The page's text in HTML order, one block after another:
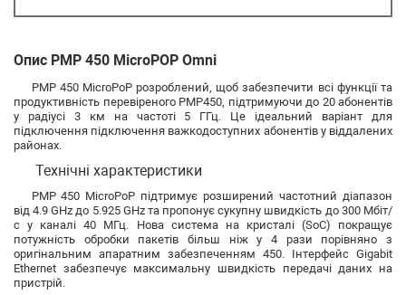
Опис PMP 450 MicroPOP Omni
PMP 450 MicroPoP розроблений, щоб забезпечити всі функції та
продуктивність перевіреного PMP450, підтримуючи до 20 абонентів
у радіусі 3 км на частоті 5 ГГц. Це ідеальний варіант для
підключення підключення важкодоступних абонентів у віддалених
районах.
Технічні характеристики
PMP 450 MicroPoP підтримує розширений частотний діапазон
від 4.9 GHz до 5.925 GHz та пропонує сукупну швидкість до 300 Мбіт/
с у каналі 40 МГц. Нова система на кристалі (SoC) покращує
потужність обробки пакетів більш ніж у 4 рази порівняно з
оригінальним апаратним забезпеченням 450. Інтерфейс Gigabit
Ethernet забезпечує максимальну швидкість передачі даних на
пристрій.